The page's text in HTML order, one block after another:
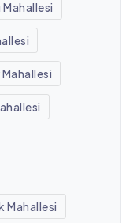
Mahallesi
Mahallesi